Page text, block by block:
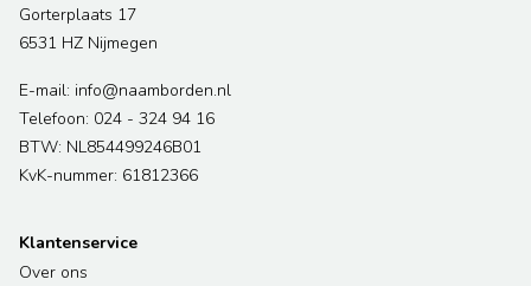
Gorterplaats 17
6531 HZ Nijmegen
E-mail: info@naamborden.nl
Telefoon: 024 - 324 94 16
BTW: NL854499246B01
KvK-nummer: 61812366
Klantenservice
Over ons